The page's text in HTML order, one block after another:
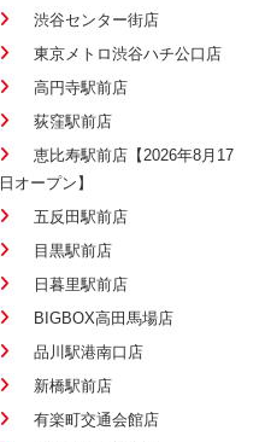
渋谷センター街店
東京メトロ渋谷ハチ公口店
高円寺駅前店
荻窪駅前店
恵比寿駅前店【2026年8月17
日オープン】
五反田駅前店
目黒駅前店
日暮里駅前店
BIGBOX高田馬場店
品川駅港南口店
新橋駅前店
有楽町交通会館店